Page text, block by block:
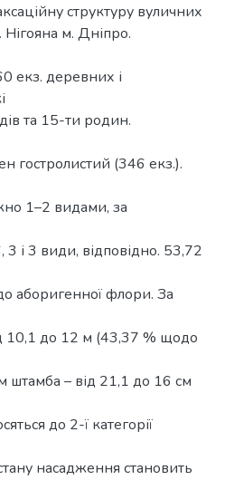
структуру вуличних
м. Дніпро.
екз. деревних і
та 15-ти родин.
гостролистий (346 екз.).
1–2 видами, за
і 3 види, відповідно. 53,72
аборигенної флори. За
10,1 до 12 м (43,37 % щодо
штамба – від 21,1 до 16 см
до 2-ї категорії
насадження становить